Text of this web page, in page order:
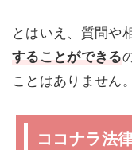
とはいえ、質問や
することができる
ことはありません。
ココナラ法